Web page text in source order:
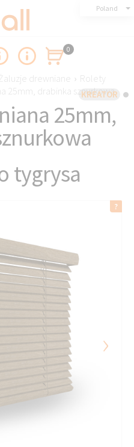
KREATOR
Poland
0
drewniane › Rolety
25mm, drabinka sznurkowa
25mm,
tygrysa
›